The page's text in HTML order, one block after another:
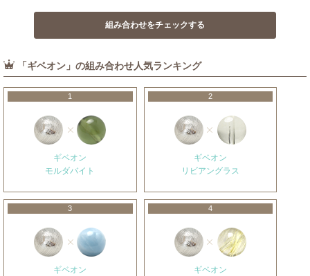
「ギベオン」の組み合わせ人気ランキング
1
ギベオン
モルダバイト
2
ギベオン
リビアングラス
3
ギベオン
4
ギベオン